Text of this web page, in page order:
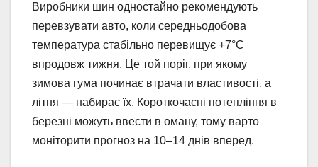
Виробники шин одностайно рекомендують
перевзувати авто, коли середньодобова
температура стабільно перевищує +7°C
впродовж тижня. Це той поріг, при якому
зимова гума починає втрачати властивості, а
літня — набирає їх. Короткочасні потепління в
березні можуть ввести в оману, тому варто
моніторити прогноз на 10–14 днів вперед.